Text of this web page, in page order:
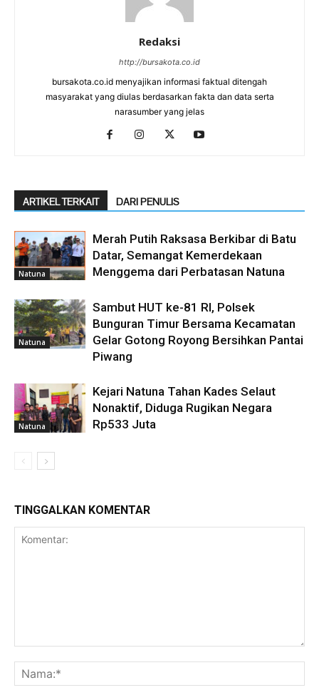
Redaksi
http://bursakota.co.id
bursakota.co.id menyajikan informasi faktual ditengah
masyarakat yang diulas berdasarkan fakta dan data serta
narasumber yang jelas
ARTIKEL TERKAIT DARI PENULIS
Natuna
Merah Putih Raksasa Berkibar di Batu
Datar, Semangat Kemerdekaan
Menggema dari Perbatasan Natuna
Natuna
Sambut HUT ke-81 RI, Polsek
Bunguran Timur Bersama Kecamatan
Gelar Gotong Royong Bersihkan Pantai
Piwang
Natuna
Kejari Natuna Tahan Kades Selaut
Nonaktif, Diduga Rugikan Negara
Rp533 Juta
TINGGALKAN KOMENTAR